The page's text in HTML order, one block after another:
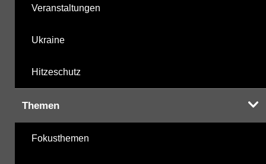
Veranstaltungen
Ukraine
Hitzeschutz
Themen
Fokusthemen